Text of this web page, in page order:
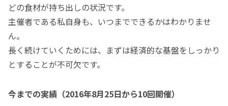
どの食材が持ち出しの状況です。
主催者である私自身も、いつまでできるかはわかりませ
ん。
長く続けていくためには、まずは経済的な基盤をしっかり
とすることが不可欠です。
今までの実績（2016年8月25日から10回開催）